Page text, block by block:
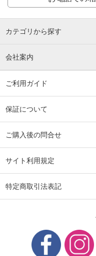
カテゴリから探す
会社案内
ご利用ガイド
保証について
ご購入後の問合せ
サイト利用規定
特定商取引法表記